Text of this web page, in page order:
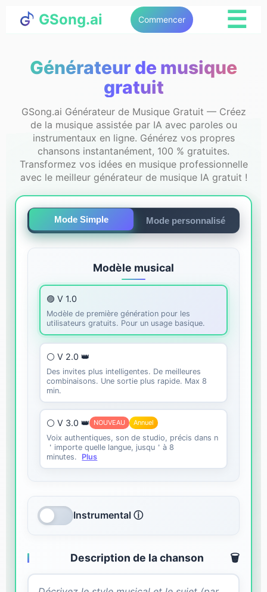
GSong.ai Commencer ☰
Générateur de musique
gratuit
GSong.ai Générateur de Musique Gratuit — Créez
de la musique assistée par IA avec paroles ou
instrumentaux en ligne. Générez vos propres
chansons instantanément, 100 % gratuites.
Transformez vos idées en musique professionnelle
avec le meilleur générateur de musique IA gratuit !
Mode Simple Mode personnalisé
Modèle musical
🟣 V 1.0
Modèle de première génération pour les
utilisateurs gratuits. Pour un usage basique.
⚪ V 2.0 👑
Des invites plus intelligentes. De meilleures
combinaisons. Une sortie plus rapide. Max 8
min.
⚪ V 3.0 👑 NOUVEAU Annuel
Voix authentiques, son de studio, précis dans n
＇importe quelle langue, jusqu＇à 8
minutes.
Plus
Instrumental ⓘ
Description de la chanson 🗑️